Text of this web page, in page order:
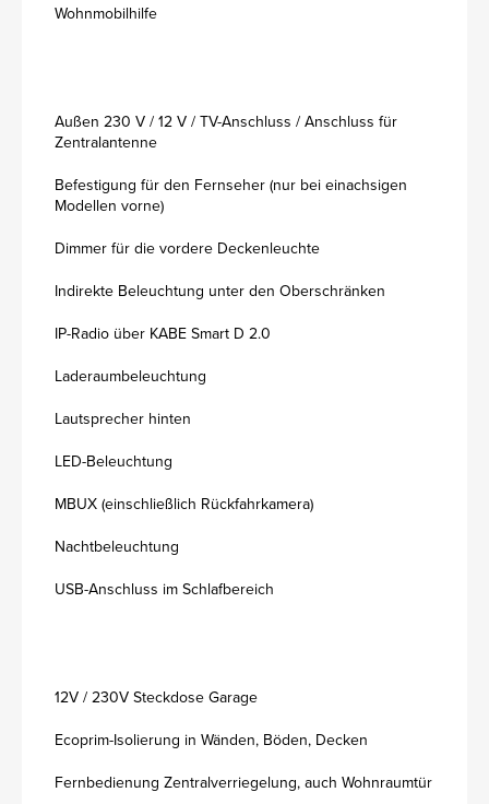
Wohnmobilhilfe
Außen 230 V / 12 V / TV-Anschluss / Anschluss für
Zentralantenne
Befestigung für den Fernseher (nur bei einachsigen
Modellen vorne)
Dimmer für die vordere Deckenleuchte
Indirekte Beleuchtung unter den Oberschränken
IP-Radio über KABE Smart D 2.0
Laderaumbeleuchtung
Lautsprecher hinten
LED-Beleuchtung
MBUX (einschließlich Rückfahrkamera)
Nachtbeleuchtung
USB-Anschluss im Schlafbereich
12V / 230V Steckdose Garage
Ecoprim-Isolierung in Wänden, Böden, Decken
Fernbedienung Zentralverriegelung, auch Wohnraumtür